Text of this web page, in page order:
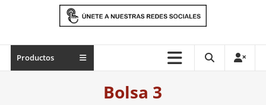
marciales
Todo
necesario
Productos
Bolsa 3